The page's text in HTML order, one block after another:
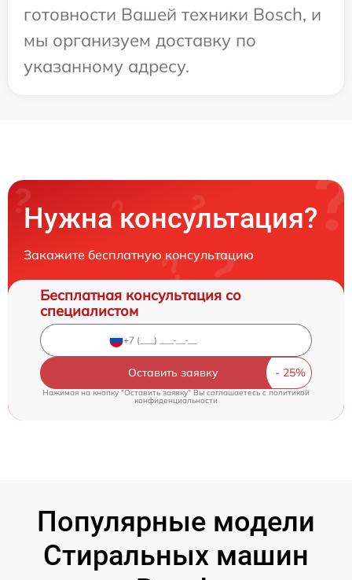
готовности Вашей техники Bosch, и
мы организуем доставку по
указанному адресу.
Нужна консультация?
Закажите бесплатную консультацию
Бесплатная консультация со
специалистом
Оставить заявку
Нажимая на кнопку "Оставить заявку" Вы соглашаетесь cполитикой
конфиденциальности
Популярные модели
Стиральных машин